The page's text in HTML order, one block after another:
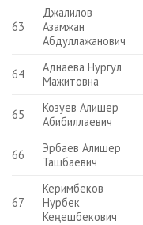
63
Джалилов
Азамжан
Абдуллажанович
64
Аднаева Нургул
Мажитовна
65
Козуев Алишер
Абибиллаевич
66
Эрбаев Алишер
Ташбаевич
67
Керимбеков
Нурбек
Кеңешбекович